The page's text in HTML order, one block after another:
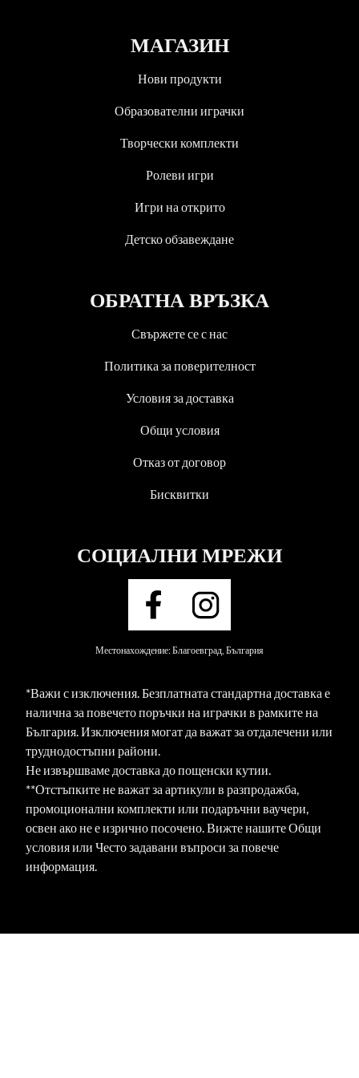
МАГАЗИН
Нови продукти
Образователни играчки
Творчески комплекти
Ролеви игри
Игри на открито
Детско обзавеждане
ОБРАТНА ВРЪЗКА
Свържете се с нас
Политика за поверителност
Условия за доставка
Общи условия
Отказ от договор
Бисквитки
СОЦИАЛНИ МРЕЖИ
Местонахождение: Благоевград, България
*Важи с изключения. Безплатната стандартна доставка е
налична за повечето поръчки на играчки в рамките на
България. Изключения могат да важат за отдалечени или
труднодостъпни райони.
Не извършваме доставка до пощенски кутии.
**Отстъпките не важат за артикули в разпродажба,
промоционални комплекти или подаръчни ваучери,
освен ако не е изрично посочено. Вижте нашите Общи
условия или Често задавани въпроси за повече
информация.